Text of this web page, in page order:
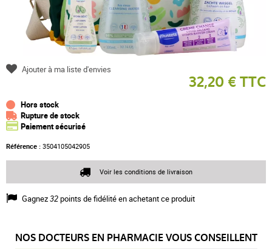
32,20 € TTC
Hors stock
Rupture de stock
Paiement sécurisé
Référence : 3504105042905
Gagnez32points de fidélité en achetant ce produit
Ajouter à ma liste d'envies
Voir les conditions de livraison
NOS DOCTEURS EN PHARMACIE VOUS CONSEILLENT